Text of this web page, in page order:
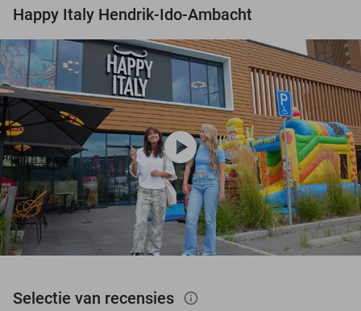
Happy Italy Hendrik-Ido-Ambacht
play_circle
Selectie van recensies info_outlined